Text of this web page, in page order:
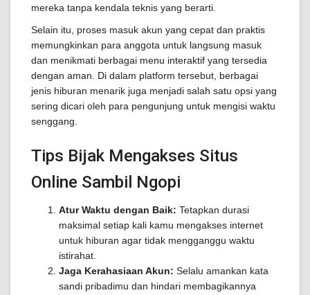
mereka tanpa kendala teknis yang berarti.
Selain itu, proses masuk akun yang cepat dan praktis
memungkinkan para anggota untuk langsung masuk
dan menikmati berbagai menu interaktif yang tersedia
dengan aman. Di dalam platform tersebut, berbagai
jenis hiburan menarik juga menjadi salah satu opsi yang
sering dicari oleh para pengunjung untuk mengisi waktu
senggang.
Tips Bijak Mengakses Situs
Online Sambil Ngopi
Atur Waktu dengan Baik: Tetapkan durasi
maksimal setiap kali kamu mengakses internet
untuk hiburan agar tidak mengganggu waktu
istirahat.
Jaga Kerahasiaan Akun: Selalu amankan kata
sandi pribadimu dan hindari membagikannya